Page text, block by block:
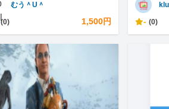
むう＾U＾
(0) 1,500円 - (0)